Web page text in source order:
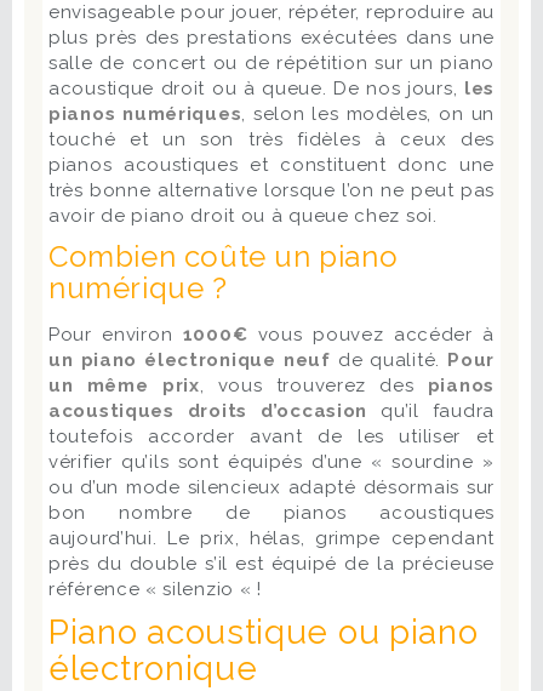
envisageable pour jouer, répéter, reproduire au
plus près des prestations exécutées dans une
salle de concert ou de répétition sur un piano
acoustique droit ou à queue. De nos jours, les
pianos numériques, selon les modèles, on un
touché et un son très fidèles à ceux des
pianos acoustiques et constituent donc une
très bonne alternative lorsque l’on ne peut pas
avoir de piano droit ou à queue chez soi.
Combien coûte un piano
numérique ?
Pour environ 1000€ vous pouvez accéder à
un piano électronique neuf de qualité. Pour
un même prix, vous trouverez des pianos
acoustiques droits d’occasion
qu’il faudra
toutefois accorder avant de les utiliser et
vérifier qu’ils sont équipés d’une « sourdine »
ou d’un mode silencieux adapté désormais sur
bon nombre de pianos acoustiques
aujourd’hui. Le prix, hélas, grimpe cependant
près du double s’il est équipé de la précieuse
référence « silenzio « !
Piano acoustique ou piano
électronique